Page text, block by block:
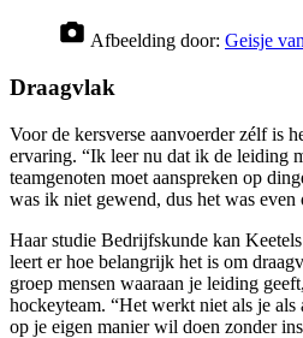
Afbeelding door: Geisje
Draagvlak
Voor de kersverse aanvoerder zélf is
ervaring. “Ik leer nu dat ik de leiding
teamgenoten moet aanspreken op
was ik niet gewend, dus het was even
Haar studie Bedrijfskunde kan
leert er hoe belangrijk het is om
groep mensen waaraan je leiding
hockeyteam. “Het werkt niet als je als
op je eigen manier wil doen zonder